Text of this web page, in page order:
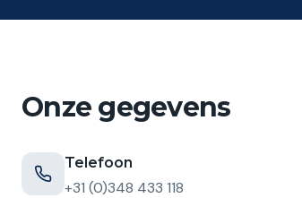
Onze gegevens
Telefoon
+31 (0)348 433 118